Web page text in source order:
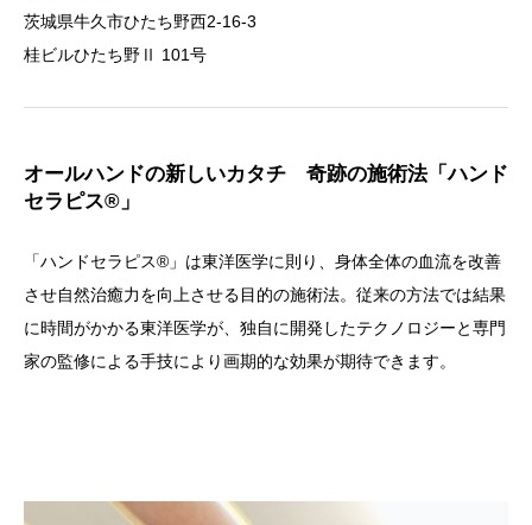
茨城県牛久市ひたち野西2-16-3
桂ビルひたち野Ⅱ 101号
オールハンドの新しいカタチ 奇跡の施術法「ハンド
セラピス®」
「ハンドセラピス®」は東洋医学に則り、身体全体の血流を改善
させ自然治癒力を向上させる目的の施術法。従来の方法では結果
に時間がかかる東洋医学が、独自に開発したテクノロジーと専門
家の監修による手技により画期的な効果が期待できます。